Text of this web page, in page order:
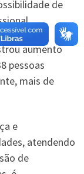
de
aumento
pessoas
mais de
e
atendendo
de